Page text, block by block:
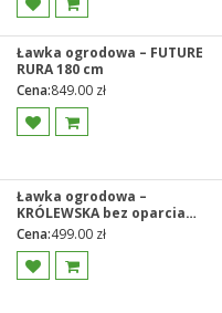
Ławka ogrodowa – FUTURE
RURA 180 cm
Cena:849.00 zł
Ławka ogrodowa –
KRÓLEWSKA bez oparcia
(TABORET) nogi żeliwne
Cena:499.00 zł